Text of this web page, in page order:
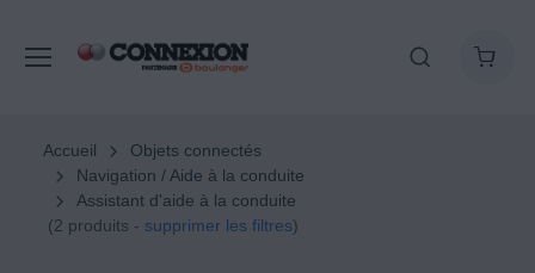
Accueil
Objets connectés
Navigation / Aide à la conduite
Assistant d'aide à la conduite
(2 produits - supprimer les filtres)